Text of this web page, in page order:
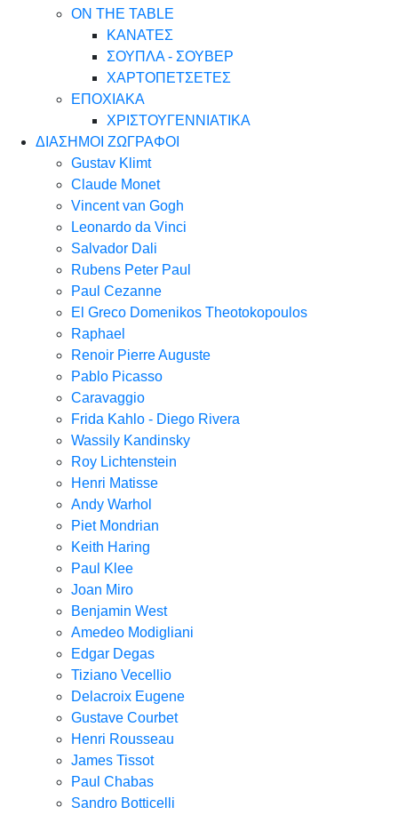
ON THE TABLE
ΚΑΝΑΤΕΣ
ΣΟΥΠΛΑ - ΣΟΥΒΕΡ
ΧΑΡΤΟΠΕΤΣΕΤΕΣ
ΕΠΟΧΙΑΚΑ
ΧΡΙΣΤΟΥΓΕΝΝΙΑΤΙΚΑ
ΔΙΑΣΗΜΟΙ ΖΩΓΡΑΦΟΙ
Gustav Klimt
Claude Monet
Vincent van Gogh
Leonardo da Vinci
Salvador Dali
Rubens Peter Paul
Paul Cezanne
El Greco Domenikos Theotokopoulos
Raphael
Renoir Pierre Auguste
Pablo Picasso
Caravaggio
Frida Kahlo - Diego Rivera
Wassily Kandinsky
Roy Lichtenstein
Henri Matisse
Andy Warhol
Piet Mondrian
Keith Haring
Paul Klee
Joan Miro
Benjamin West
Amedeo Modigliani
Edgar Degas
Tiziano Vecellio
Delacroix Eugene
Gustave Courbet
Henri Rousseau
James Tissot
Paul Chabas
Sandro Botticelli